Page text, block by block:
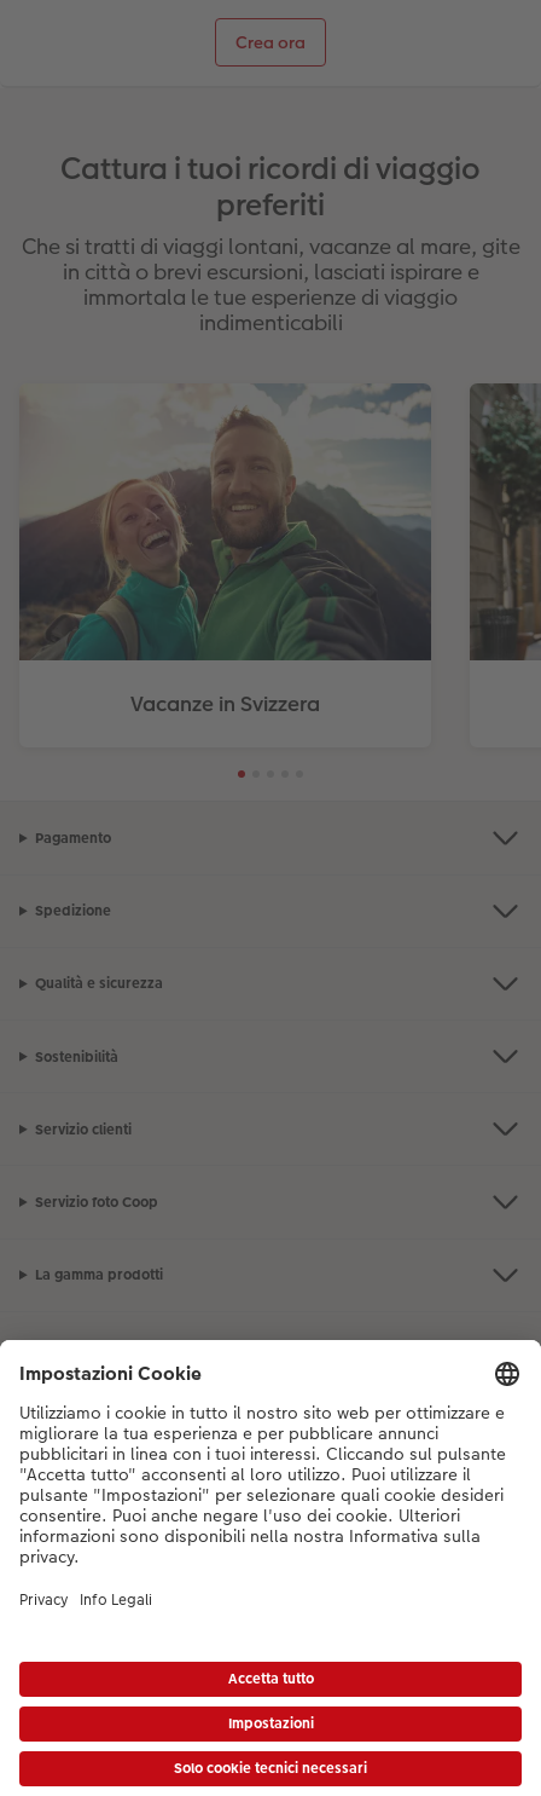
Crea ora
Cattura i tuoi ricordi di viaggio
preferiti
Che si tratti di viaggi lontani, vacanze al mare, gite
in città o brevi escursioni, lasciati ispirare e
immortala le tue esperienze di viaggio
indimenticabili
Vacanze in Svizzera
Pagamento
Spedizione
Qualità e sicurezza
Sostenibilità
Servizio clienti
Servizio foto Coop
La gamma prodotti
Se hai domande sui prodotti o sull'ordine, non esitare a contattarci dal
lunedì alla domenica dalle 9:00 alle 20:00 (esclusi i giorni festivi) al
numero di telefono044 499 10 38 dal lunedì alla domenica, dalle 9:00 alle
20:00 (festività escluse)
DE|FR|IT
Termini e condizioni| Privacy